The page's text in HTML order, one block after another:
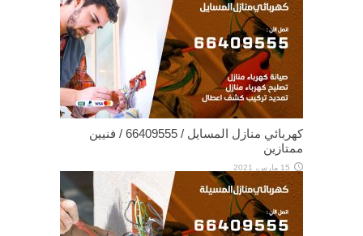
كهربائي منازل المسايل / 66409555 / فنيين
ممتازين
15 مارس، 2021